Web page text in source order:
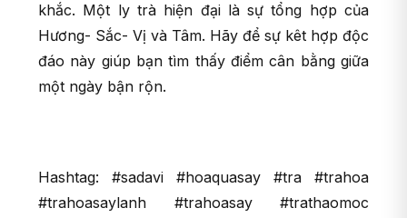
khắc. Một ly trà hiện đại là sự tổng hợp của
Hương- Sắc- Vị và Tâm. Hãy để sự kêt hợp độc
đáo này giúp bạn tìm thấy điểm cân bằng giữa
một ngày bận rộn.
Hashtag: #sadavi #hoaquasay #tra #trahoa
#trahoasaylanh #trahoasay #trathaomoc